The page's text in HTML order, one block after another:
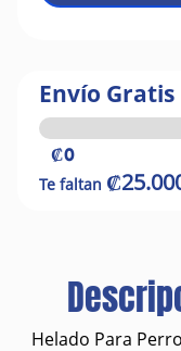
Envío Gratis
₡0
Te faltan
Helado Para